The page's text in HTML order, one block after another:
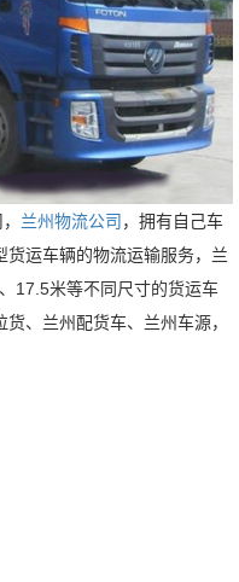
兰州物流公司，拥有自己车
货运车辆的物流运输服务，兰
17.5米等不同尺寸的货运车
、兰州配货车、兰州车源，